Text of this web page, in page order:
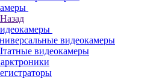
Назад
видеокамеры
видеокамеры